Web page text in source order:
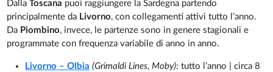
DallaToscana puoi raggiungere la Sardegna partendo
principalmente da Livorno, con collegamenti attivi tutto l’anno.
Da Piombino, invece, le partenze sono in genere stagionali e
programmate con frequenza variabile di anno in anno.
Livorno – Olbia (Grimaldi Lines, Moby): tutto l’anno | circa 8